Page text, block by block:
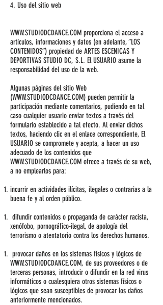
4. Uso del sitio web
WWW.STUDIODCDANCE.COM proporciona el acceso a
artículos, informaciones y datos (en adelante, “LOS
CONTENIDOS”) propiedad de ARTES ESCENICAS Y
DEPORTIVAS STUDIO DC, S.L. El USUARIO asume la
responsabilidad del uso de la web.
Algunas páginas del sitio Web
(WWW.STUDIODCDANCE.COM) pueden permitir la
participación mediante comentarios, pudiendo en tal
caso cualquier usuario enviar textos a través del
formulario establecido a tal efecto. Al enviar dichos
textos, haciendo clic en el enlace correspondiente, El
USUARIO se compromete y acepta, a hacer un uso
adecuado de los contenidos que
WWW.STUDIODCDANCE.COM ofrece a través de su web,
a no emplearlos para:
incurrir en actividades ilícitas, ilegales o contrarias a la
buena fe y al orden público.
difundir contenidos o propaganda de carácter racista,
xenófobo, pornográfico-ilegal, de apología del
terrorismo o atentatorio contra los derechos humanos.
provocar daños en los sistemas físicos y lógicos de
WWW.STUDIODCDANCE.COM, de sus proveedores o de
terceras personas, introducir o difundir en la red virus
informáticos o cualesquiera otros sistemas físicos o
lógicos que sean susceptibles de provocar los daños
anteriormente mencionados.